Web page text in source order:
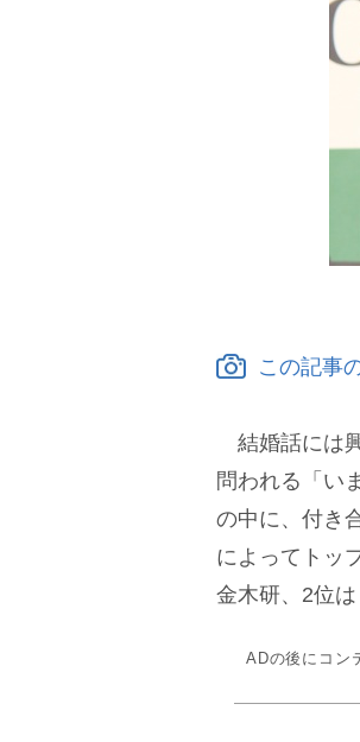
この記事
結婚話には
問われる「い
の中に、付き
によってトッ
金木研、2位
ADの後にコン